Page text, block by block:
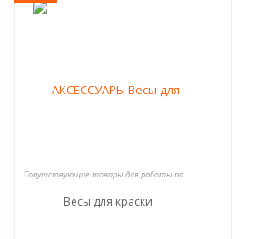
Сопутствующие товары для работы парикмахеров
Весы для краски